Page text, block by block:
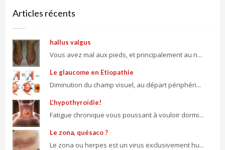
Articles récents
hallus valgus
Vous avez mal aux pieds, et principalement au n...
Le glaucome en Etiopathie
Diminution du champ visuel, au départ périphéri...
L’hypothyroïdie!
Fatigue chronique vous poussant à vouloir dormi...
Le zona, quésaco ?
Le zona ou herpes est un virus exclusivement hu...